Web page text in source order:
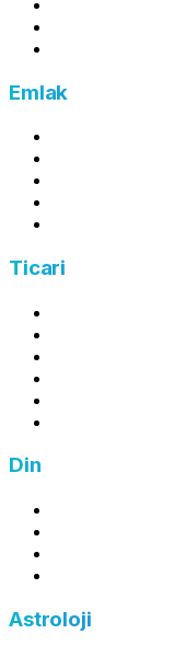
Emlak
Ticari
Din
Astroloji